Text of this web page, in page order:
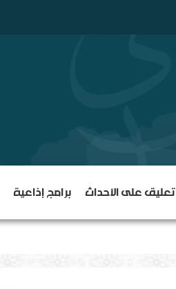
تعليق على الأحداث برامج إذاعية